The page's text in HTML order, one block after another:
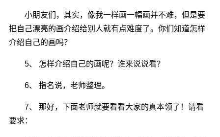
小朋友们，其实，像我一样画一幅画并不难，但是要
把自己漂亮的画介绍给别人就有点难度了。你们知道怎样
介绍自己的画吗？
5、 怎样介绍自己的画呢？谁来说说看？
6、 指名说，老师整理。
7、 那好，下面老师就要看看大家的真本领了！请看
要求：